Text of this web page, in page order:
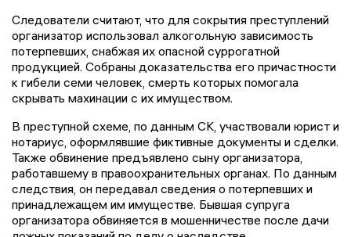
Следователи считают, что для сокрытия преступлений
организатор использовал алкогольную зависимость
потерпевших, снабжая их опасной суррогатной
продукцией. Собраны доказательства его причастности
к гибели семи человек, смерть которых помогала
скрывать махинации с их имуществом.
В преступной схеме, по данным СК, участвовали юрист и
нотариус, оформлявшие фиктивные документы и сделки.
Также обвинение предъявлено сыну организатора,
работавшему в правоохранительных органах. По данным
следствия, он передавал сведения о потерпевших и
принадлежащем им имуществе. Бывшая супруга
организатора обвиняется в мошенничестве после дачи